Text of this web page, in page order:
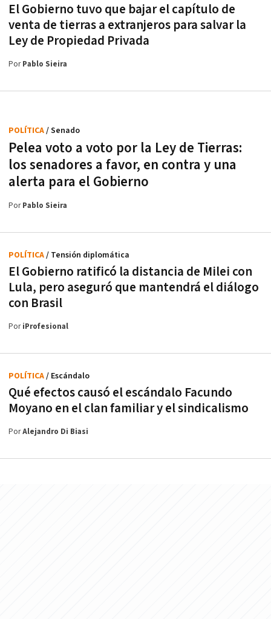
El Gobierno tuvo que bajar el capítulo de
venta de tierras a extranjeros para salvar la
Ley de Propiedad Privada
PorPablo Sieira
Pelea voto a voto por la Ley de Tierras:
los senadores a favor, en contra y una
alerta para el Gobierno
POLÍTICA/ Senado
PorPablo Sieira
El Gobierno ratificó la distancia de Milei con
Lula, pero aseguró que mantendrá el diálogo
con Brasil
POLÍTICA/ Tensión diplomática
PoriProfesional
Qué efectos causó el escándalo Facundo
Moyano en el clan familiar y el sindicalismo
POLÍTICA/ Escándalo
PorAlejandro Di Biasi